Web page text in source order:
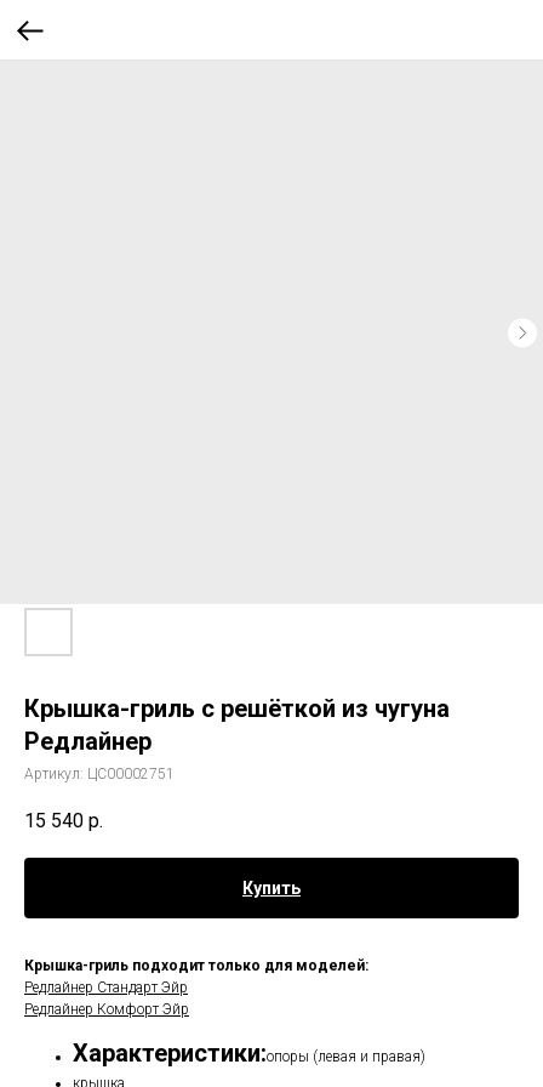
Крышка-гриль с решёткой из чугуна
Редлайнер
Артикул: ЦС00002751
15 540 р.
Купить
Крышка-гриль подходит только для моделей:
Редлайнер Стандарт Эйр
Редлайнер Комфорт Эйр
Характеристики:опоры (левая и правая)